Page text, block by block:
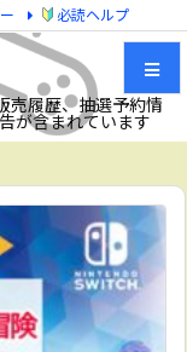
売履歴、抽選予約情
が含まれています
メニュ
サイド
前へ
次へ
必読ヘルプ